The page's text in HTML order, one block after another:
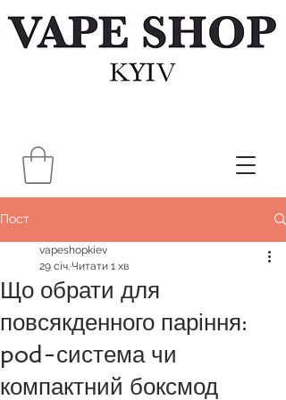
Пост
Що обрати для
повсякденного паріння:
pod-система чи
компактний боксмод
vapeshopkiev
29 січ. Читати 1 хв